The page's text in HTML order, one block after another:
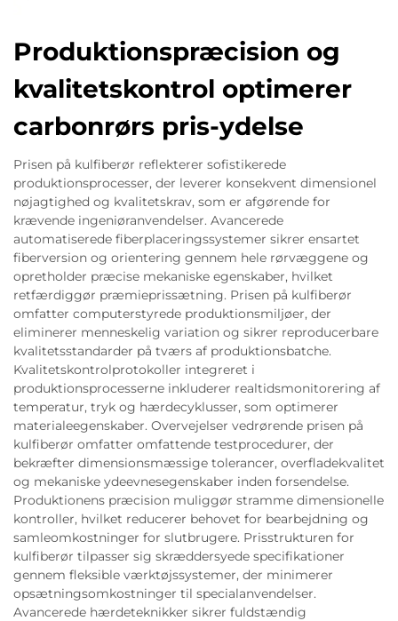
Produktionspræcision og
kvalitetskontrol optimerer
carbonrørs pris-ydelse
Prisen på kulfiberør reflekterer sofistikerede
produktionsprocesser, der leverer konsekvent dimensionel
nøjagtighed og kvalitetskrav, som er afgørende for
krævende ingeniøranvendelser. Avancerede
automatiserede fiberplaceringssystemer sikrer ensartet
fiberversion og orientering gennem hele rørvæggene og
opretholder præcise mekaniske egenskaber, hvilket
retfærdiggør præmieprissætning. Prisen på kulfiberør
omfatter computerstyrede produktionsmiljøer, der
eliminerer menneskelig variation og sikrer reproducerbare
kvalitetsstandarder på tværs af produktionsbatche.
Kvalitetskontrolprotokoller integreret i
produktionsprocesserne inkluderer realtidsmonitorering af
temperatur, tryk og hærdecyklusser, som optimerer
materialeegenskaber. Overvejelser vedrørende prisen på
kulfiberør omfatter omfattende testprocedurer, der
bekræfter dimensionsmæssige tolerancer, overfladekvalitet
og mekaniske ydeevnesegenskaber inden forsendelse.
Produktionens præcision muliggør stramme dimensionelle
kontroller, hvilket reducerer behovet for bearbejdning og
samleomkostninger for slutbrugere. Prisstrukturen for
kulfiberør tilpasser sig skræddersyede specifikationer
gennem fleksible værktøjssystemer, der minimerer
opsætningsomkostninger til specialanvendelser.
Avancerede hærdeteknikker sikrer fuldstændig